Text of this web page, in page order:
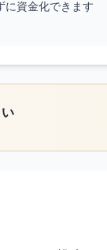
に資金化できます